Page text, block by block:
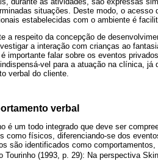
situações. Deste modo, o acesso
estabelecidas com o ambiente é
a respeito da concepção de
a interação com crianças ao
importante falar sobre os eventos
vel para a atuação na clínica,
verbal do cliente.
verbal
é um todo integrado que deve ser
como físicos, diferenciando-se dos
são identificados como
(1993, p. 29): Na perspectiva